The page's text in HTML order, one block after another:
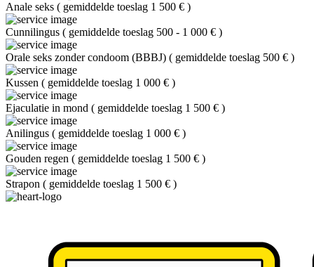
Anale seks ( gemiddelde toeslag 1 500 € )
Cunnilingus ( gemiddelde toeslag 500 - 1 000 € )
Orale seks zonder condoom (BBBJ) ( gemiddelde toeslag 500 € )
Kussen ( gemiddelde toeslag 1 000 € )
Ejaculatie in mond ( gemiddelde toeslag 1 500 € )
Anilingus ( gemiddelde toeslag 1 000 € )
Gouden regen ( gemiddelde toeslag 1 500 € )
Strapon ( gemiddelde toeslag 1 500 € )